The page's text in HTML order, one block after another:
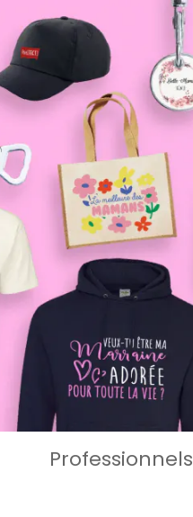
Professionnels